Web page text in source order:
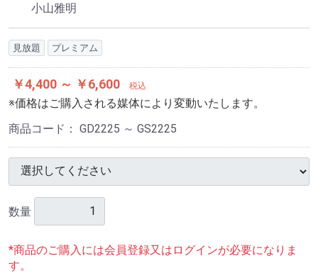
小山雅明
見放題 プレミアム
￥4,400 ～ ￥6,600 税込
※価格はご購入される媒体により変動いたします。
商品コード： GD2225 ～ GS2225
数量
*商品のご購入には会員登録又はログインが必要になりま
す。